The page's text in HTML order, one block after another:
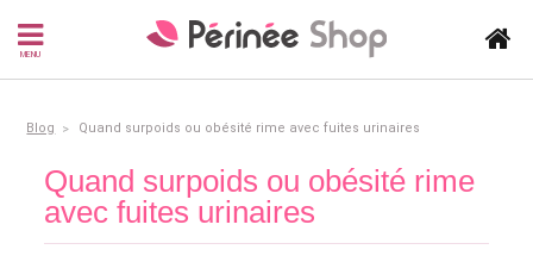
MENU
Blog Quand surpoids ou obésité rime avec fuites urinaires
Quand surpoids ou obésité rime
avec fuites urinaires